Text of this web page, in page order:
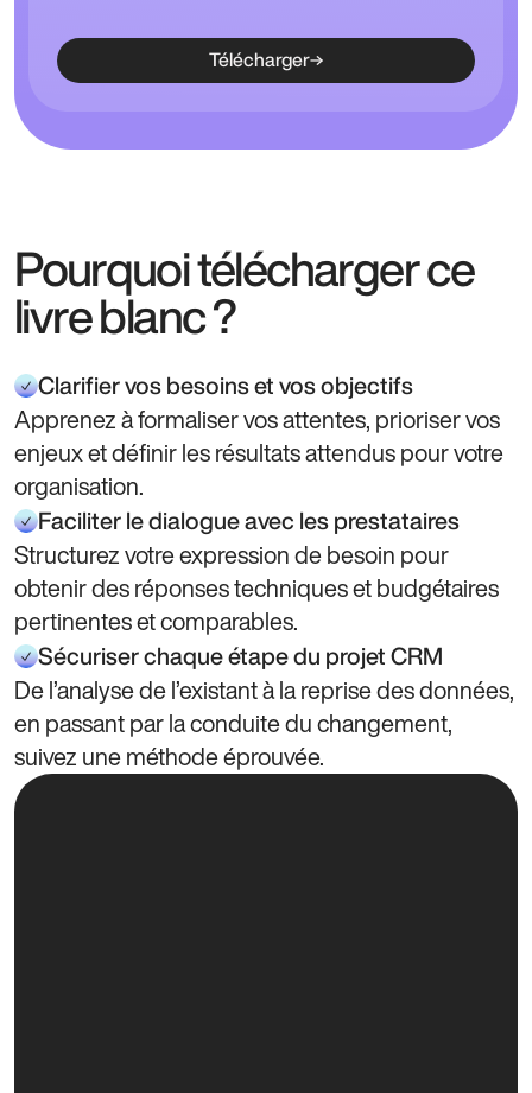
Télécharger
Pourquoi télécharger ce
livre blanc ?
Clarifier vos besoins et vos objectifs
Apprenez à formaliser vos attentes, prioriser vos
enjeux et définir les résultats attendus pour votre
organisation.
Faciliter le dialogue avec les prestataires
Structurez votre expression de besoin pour
obtenir des réponses techniques et budgétaires
pertinentes et comparables.
Sécuriser chaque étape du projet CRM
De l’analyse de l’existant à la reprise des données,
en passant par la conduite du changement,
suivez une méthode éprouvée.